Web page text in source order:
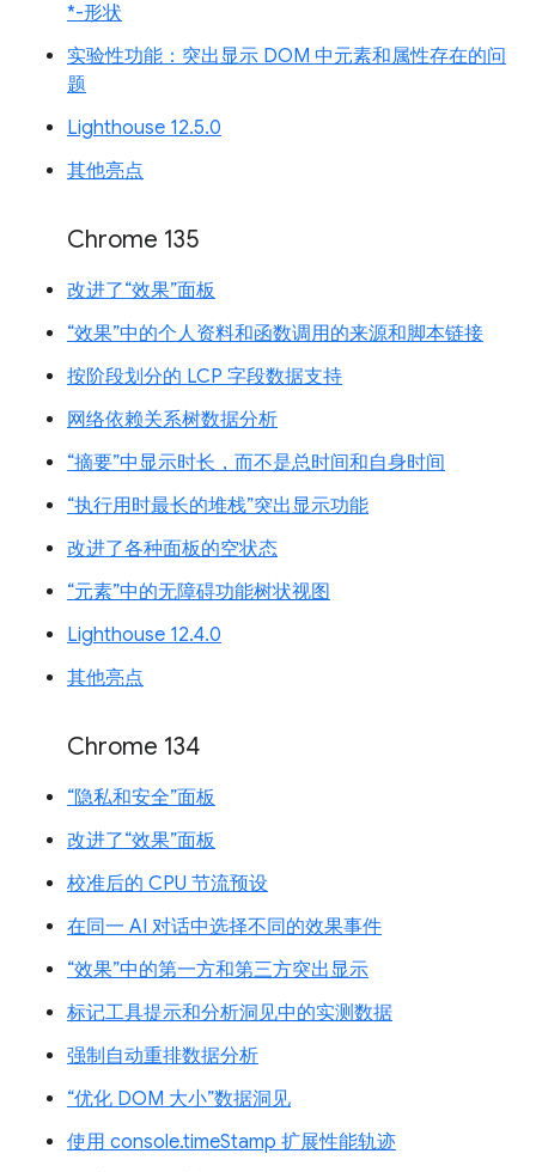
*-形状
实验性功能：突出显示 DOM 中元素和属性存在的问
题
Lighthouse 12.5.0
其他亮点
Chrome 135
改进了“效果”面板
“效果”中的个人资料和函数调用的来源和脚本链接
按阶段划分的 LCP 字段数据支持
网络依赖关系树数据分析
“摘要”中显示时长，而不是总时间和自身时间
“执行用时最长的堆栈”突出显示功能
改进了各种面板的空状态
“元素”中的无障碍功能树状视图
Lighthouse 12.4.0
其他亮点
Chrome 134
“隐私和安全”面板
改进了“效果”面板
校准后的 CPU 节流预设
在同一 AI 对话中选择不同的效果事件
“效果”中的第一方和第三方突出显示
标记工具提示和分析洞见中的实测数据
强制自动重排数据分析
“优化 DOM 大小”数据洞见
使用 console.timeStamp 扩展性能轨迹